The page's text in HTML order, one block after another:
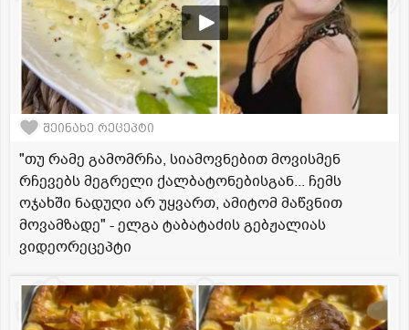
შეინახე რეცეპტი
"თუ რამე გამომრჩა, სიამოვნებით მოვისმენ
რჩევებს მეგრელი ქალბატონებისგან... ჩემს
ოჯახში ნადუღი არ უყვართ, ამიტომ მაწვნით
მოვამზადე" - ელგა ტაბატაძის გებჟალიას
ვიდეორეცეპტი